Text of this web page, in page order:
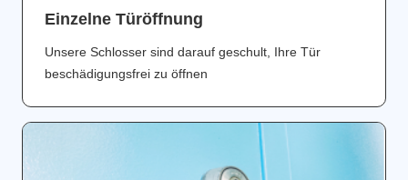
Einzelne Türöffnung
Unsere Schlosser sind darauf geschult, Ihre Tür
beschädigungsfrei zu öffnen